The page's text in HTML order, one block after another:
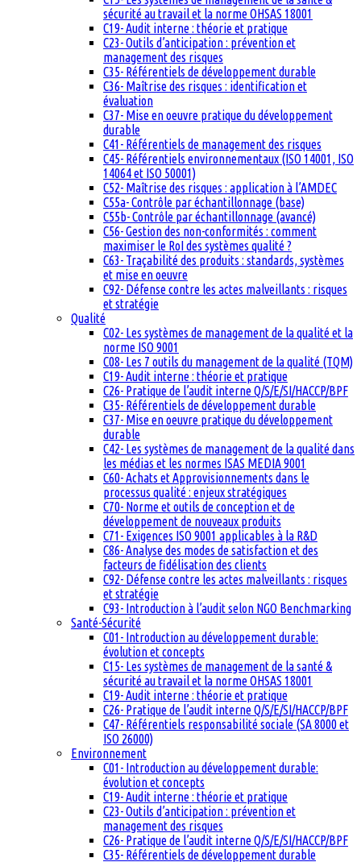
sécurité au travail et la norme OHSAS 18001
C19- Audit interne : théorie et pratique
C23- Outils d’anticipation : prévention et
management des risques
C35- Référentiels de développement durable
C36- Maîtrise des risques : identification et
évaluation
C37- Mise en oeuvre pratique du développement
durable
C41- Référentiels de management des risques
C45- Référentiels environnementaux (ISO 14001, ISO
14064 et ISO 50001)
C52- Maîtrise des risques : application à l’AMDEC
C55a- Contrôle par échantillonnage (base)
C55b- Contrôle par échantillonnage (avancé)
C56- Gestion des non-conformités : comment
maximiser le RoI des systèmes qualité ?
C63- Traçabilité des produits : standards, systèmes
et mise en oeuvre
C92- Défense contre les actes malveillants : risques
et stratégie
Qualité
C02- Les systèmes de management de la qualité et la
norme ISO 9001
C08- Les 7 outils du management de la qualité (TQM)
C19- Audit interne : théorie et pratique
C26- Pratique de l’audit interne Q/S/E/SI/HACCP/BPF
C35- Référentiels de développement durable
C37- Mise en oeuvre pratique du développement
durable
C42- Les systèmes de management de la qualité dans
les médias et les normes ISAS MEDIA 9001
C60- Achats et Approvisionnements dans le
processus qualité : enjeux stratégiques
C70- Norme et outils de conception et de
développement de nouveaux produits
C71- Exigences ISO 9001 applicables à la R&D
C86- Analyse des modes de satisfaction et des
facteurs de fidélisation des clients
C92- Défense contre les actes malveillants : risques
et stratégie
C93- Introduction à l’audit selon NGO Benchmarking
Santé-Sécurité
C01- Introduction au développement durable:
évolution et concepts
C15- Les systèmes de management de la santé &
sécurité au travail et la norme OHSAS 18001
C19- Audit interne : théorie et pratique
C26- Pratique de l’audit interne Q/S/E/SI/HACCP/BPF
C47- Référentiels responsabilité sociale (SA 8000 et
ISO 26000)
Environnement
C01- Introduction au développement durable:
évolution et concepts
C19- Audit interne : théorie et pratique
C23- Outils d’anticipation : prévention et
management des risques
C26- Pratique de l’audit interne Q/S/E/SI/HACCP/BPF
C35- Référentiels de développement durable